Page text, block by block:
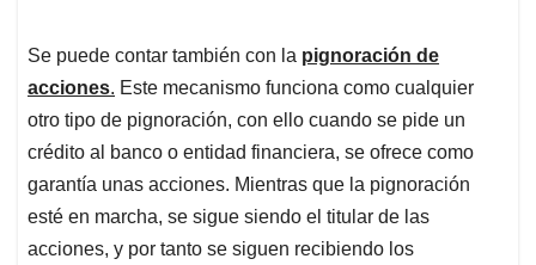
Se puede contar también con la pignoración de
acciones. Este mecanismo funciona como cualquier
otro tipo de pignoración, con ello cuando se pide un
crédito al banco o entidad financiera, se ofrece como
garantía unas acciones. Mientras que la pignoración
esté en marcha, se sigue siendo el titular de las
acciones, y por tanto se siguen recibiendo los